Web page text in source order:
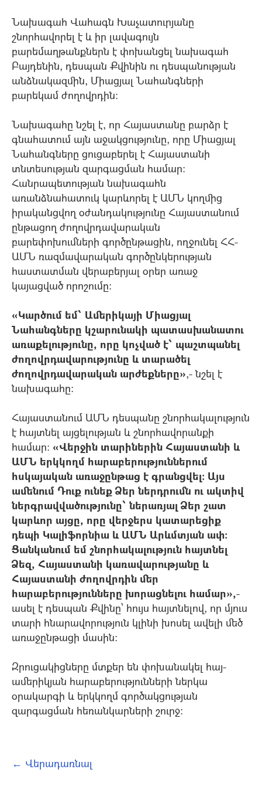
Նախագահ Վահագն Խաչատուրյանը
շնորհավորել է և իր լավագույն
բարեմաղթանքներն է փոխանցել նախագահ
Բայդենին, դեսպան Քվինին ու դեսպանության
անձնակազմին, Միացյալ Նահանգների
բարեկամ ժողովրդին:
Նախագահը նշել է, որ Հայաստանը բարձր է
գնահատում այն աջակցությունը, որը Միացյալ
Նահանգները ցուցաբերել է Հայաստանի
տնտեսության զարգացման համար:
Հանրապետության նախագահն
առանձնահատուկ կարևորել է ԱՄՆ կողմից
իրականցվող օժանդակությունը Հայաստանում
ընթացող ժողովրդավարական
բարեփոխումների գործընթացին, ողջունել ՀՀ-
ԱՄՆ ռազմավարական գործընկերության
հաստատման վերաբերյալ օրեր առաջ
կայացված որոշումը:
«Կարծում եմ՝ Ամերիկայի Միացյալ
Նահանգները կշարունակի պատասխանատու
առաքելությունը, որը կոչված է՝ պաշտպանել
ժողովրդավարությունը և տարածել
ժողովրդավարական արժեքները»,- նշել է
նախագահը:
Հայաստանում ԱՄՆ դեսպանը շնորհակալություն
է հայտնել այցելության և շնորհավորանքի
համար: «Վերջին տարիներին Հայաստանի և
ԱՄՆ երկկողմ հարաբերություններում
հսկայական առաջընթաց է գրանցվել: Այս
ամենում Դուք ունեք Ձեր ներդրումն ու ակտիվ
ներգրավվածությունը՝ ներառյալ Ձեր շատ
կարևոր այցը, որը վերջերս կատարեցիք
դեպի Կալիֆորնիա և ԱՄՆ Արևմտյան ափ:
Ցանկանում եմ շնորհակալություն հայտնել
Ձեզ, Հայաստանի կառավարությանը և
Հայաստանի ժողովրդին մեր
հարաբերությունները խորացնելու համար»,-
ասել է դեսպան Քվինը՝ հույս հայտնելով, որ մյուս
տարի հնարավորություն կլինի խոսել ավելի մեծ
առաջընթացի մասին:
Զրուցակիցները մտքեր են փոխանակել հայ-
ամերիկյան հարաբերությունների ներկա
օրակարգի և երկկողմ գործակցության
զարգացման հեռանկարների շուրջ:
← Վերադառնալ